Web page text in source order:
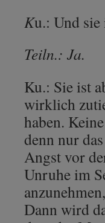
Ku.: Und
Teiln.: Ja.
Ku.: Sie ist
wirklich
haben.
denn nur
Angst vor
Unruhe im
Dann wird